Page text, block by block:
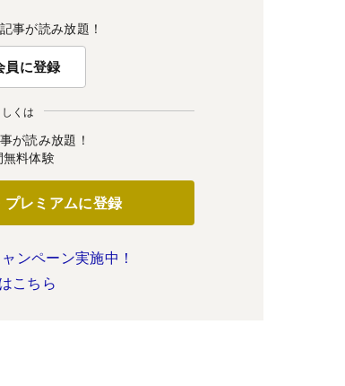
事が読み放題！
員に登録
くは
が読み放題！
料体験
プレミアムに登録
ンペーン実施中！
こちら